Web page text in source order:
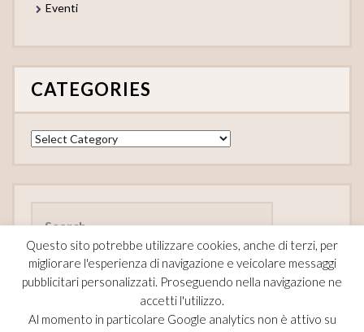
Eventi
CATEGORIES
Categories
Questo sito potrebbe utilizzare cookies, anche di terzi, per
migliorare l'esperienza di navigazione e veicolare messaggi
pubblicitari personalizzati. Proseguendo nella navigazione ne
accetti l'utilizzo.
Al momento in particolare Google analytics non è attivo su